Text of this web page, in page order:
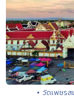
• วัดเพชร